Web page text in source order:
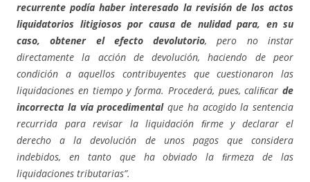
recurrente podía haber interesado la revisión de los actos
liquidatorios litigiosos por causa de nulidad para, en su
caso, obtener el efecto devolutorio, pero no instar
directamente la acción de devolución, haciendo de peor
condición a aquellos contribuyentes que cuestionaron las
liquidaciones en tiempo y forma. Procederá, pues, caliﬁcar de
incorrecta la vía procedimentalque ha acogido la sentencia
recurrida para revisar la liquidación ﬁrme y declarar el
derecho a la devolución de unos pagos que considera
indebidos, en tanto que ha obviado la ﬁrmeza de las
liquidaciones tributarias”.